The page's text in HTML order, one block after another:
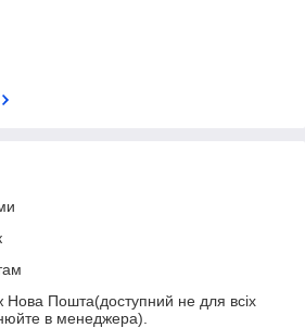
Нова Пошта(доступний не для всіх
в менеджера).